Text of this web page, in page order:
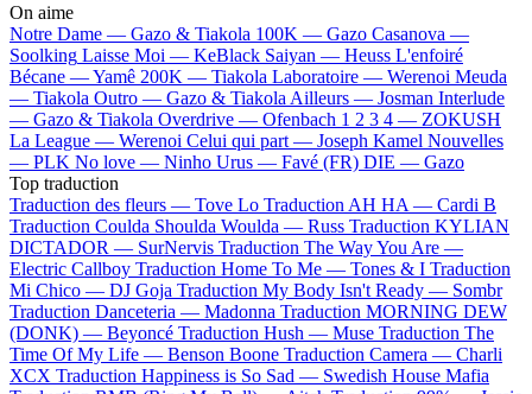
On aime
Notre Dame — Gazo & Tiakola 100K — Gazo Casanova —
Soolking Laisse Moi — KeBlack Saiyan — Heuss L'enfoiré
Bécane —Yamê 200K — Tiakola Laboratoire — Werenoi Meuda
— Tiakola Outro — Gazo & Tiakola Ailleurs — Josman Interlude
— Gazo & Tiakola Overdrive — Ofenbach 1 2 3 4 — ZOKUSH
La League — Werenoi Celui qui part — Joseph Kamel Nouvelles
— PLK No love — Ninho Urus — Favé (FR) DIE — Gazo
Top traduction
Traduction des fleurs — Tove Lo Traduction AH HA — Cardi B
Traduction Coulda Shoulda Woulda — Russ Traduction KYLIAN
DICTADOR — SurNervis Traduction The Way You Are —
Electric Callboy Traduction Home To Me — Tones & I Traduction
Mi Chico — DJ Goja Traduction My Body Isn't Ready — Sombr
Traduction Danceteria — Madonna Traduction MORNING DEW
(DONK) — Beyoncé Traduction Hush — Muse Traduction The
Time Of My Life — Benson Boone Traduction Camera — Charli
XCX Traduction Happiness is So Sad — Swedish House Mafia